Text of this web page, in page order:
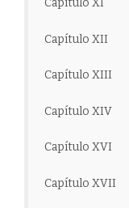
Capítulo XI
Capítulo XII
Capítulo XIII
Capítulo XIV
Capítulo XVI
Capítulo XVII